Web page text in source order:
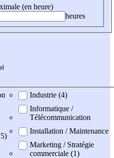
(en heure)
heures
Industrie (4)
Informatique /
Télécommunication
Installation / Maintenance
Marketing / Stratégie
commerciale (1)